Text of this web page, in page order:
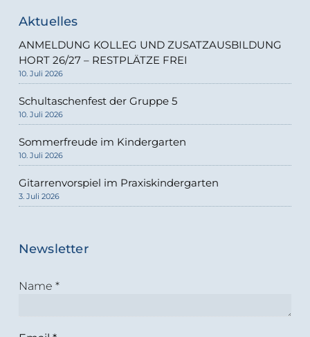
Aktuelles
ANMELDUNG KOLLEG UND ZUSATZAUSBILDUNG
HORT 26/27 – RESTPLÄTZE FREI
10. Juli 2026
Schultaschenfest der Gruppe 5
10. Juli 2026
Sommerfreude im Kindergarten
10. Juli 2026
Gitarrenvorspiel im Praxiskindergarten
3. Juli 2026
Newsletter
Name *